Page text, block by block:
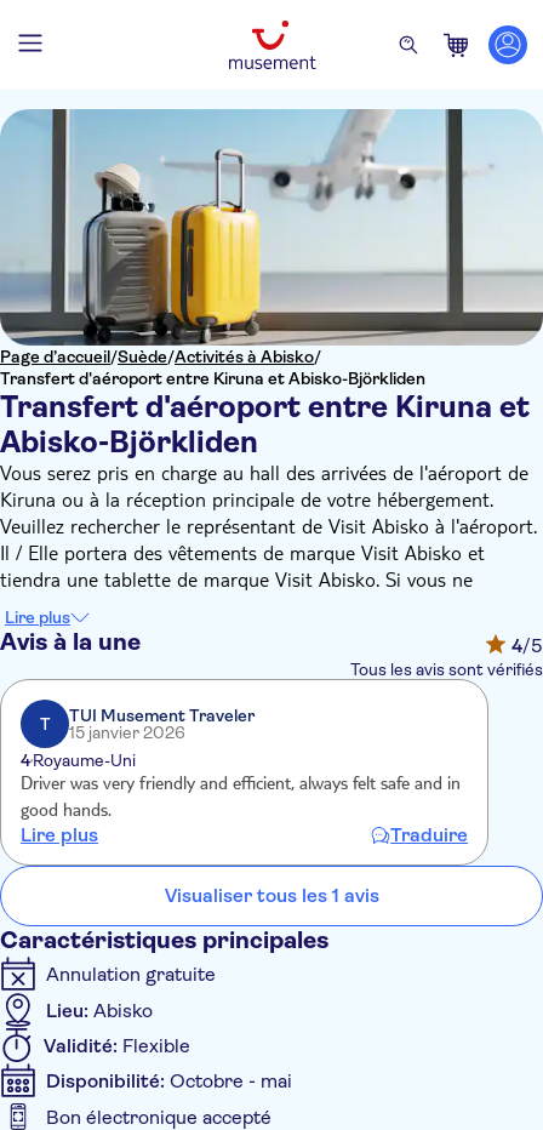
Page d’accueil/Suède/Activités à Abisko/
Transfert d'aéroport entre Kiruna et Abisko-Björkliden
Transfert d'aéroport entre Kiruna et
Abisko-Björkliden
Vous serez pris en charge au hall des arrivées de l'aéroport de
Kiruna ou à la réception principale de votre hébergement.
Veuillez rechercher le représentant de Visit Abisko à l'aéroport.
Il / Elle portera des vêtements de marque Visit Abisko et
tiendra une tablette de marque Visit Abisko. Si vous ne
parvenez pas à localiser le personnel, veuillez vous rendre à
l'extérieur où le bus Visit Abisko sera stationné et clairement
Ils permettront un sac d'enregistrement par personne ainsi que
tout bagage à main que vous pourrez placer sur vos genoux
dans le bus. Les bagages de ski sont également autorisés mais
doivent être réservés à l'avance.
Le transfert partira à l'heure de départ indiquée, qui est
toujours prévue au moins 30 minutes après l'arrivée du vol. Le
conducteur attendra que tous les passagers reçoivent leurs
bagages avant de partir. En cas de vols retardés, le transfert
peut attendre jusqu'à un maximum de 60 minutes après
l'heure de départ prévue pour les passagers voyageant sur le
ou les vols retardés.
Lire plus
Avis à la une 4/5
Tous les avis sont vérifiés
T
TUI Musement Traveler
15 janvier 2026
4Royaume-Uni
Driver was very friendly and efficient, always felt safe and in
good hands.
Lire plus Traduire
Visualiser tous les 1 avis
Caractéristiques principales
Annulation gratuite
Lieu: Abisko
Validité: Flexible
Disponibilité: Octobre - mai
Bon électronique accepté